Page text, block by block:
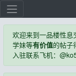
欢迎来到一品楼性息
学妹等有价值的帖子
入驻联系飞机：